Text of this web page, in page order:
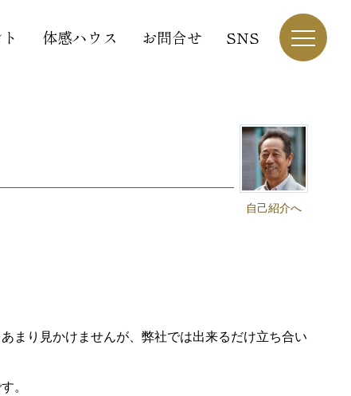
体感ハウス お問合せ SNS
自己紹介へ
まり見かけませんが、弊社では出来るだけ立ち合い
。